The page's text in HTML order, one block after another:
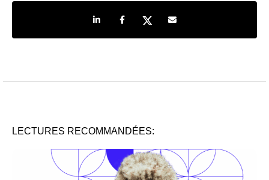
Share on LinkedIn
Share on Facebook
Share on TwitterShare by e-mail
LECTURES RECOMMANDÉES: